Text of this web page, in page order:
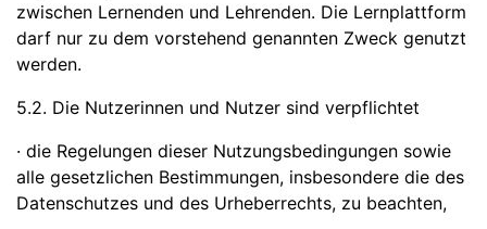
zwischen Lernenden und Lehrenden. Die Lernplattform
darf nur zu dem vorstehend genannten Zweck genutzt
werden.
5.2. Die Nutzerinnen und Nutzer sind verpflichtet
· die Regelungen dieser Nutzungsbedingungen sowie
alle gesetzlichen Bestimmungen, insbesondere die des
Datenschutzes und des Urheberrechts, zu beachten,